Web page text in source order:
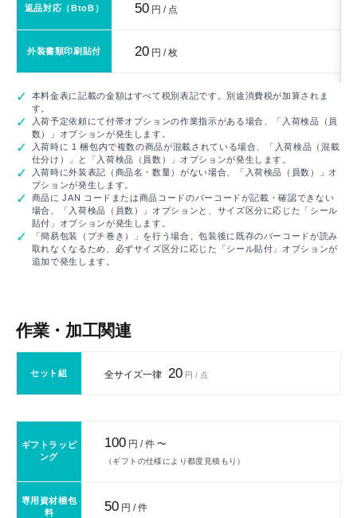
返品対応（BtoB） 50 円 / 点
外装書類印刷貼付 20 円 / 枚
本料金表に記載の金額はすべて税別表記です。別途消費税が加算されま
す。
入荷予定依頼にて付帯オプションの作業指示がある場合、「入荷検品（員
数）」オプションが発生します。
入荷時に 1 梱包内で複数の商品が混載されている場合、「入荷検品（混載
仕分け）」と「入荷検品（員数）」オプションが発生します。
入荷時に外装表記（商品名・数量）がない場合、「入荷検品（員数）」オ
プションが発生します。
商品に JAN コードまたは商品コードのバーコードが記載・確認できない
場合、「入荷検品（員数）」オプションと、サイズ区分に応じた「シール
貼付」オプションが発生します。
「簡易包装（プチ巻き）」を行う場合、包装後に既存のバーコードが読み
取れなくなるため、必ずサイズ区分に応じた「シール貼付」オプションが
追加で発生します。
作業・加工関連
セット組 全サイズ一律 20 円 / 点
ギフトラッピ
ング
100 円 / 件 〜
（ギフトの仕様により都度見積もり）
専用資材梱包
料
50 円 / 件